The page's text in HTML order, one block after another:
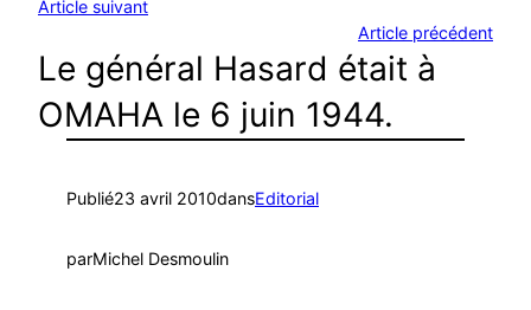
Article suivant
Article précédent
Le général Hasard était à
OMAHA le 6 juin 1944.
Publié23 avril 2010dansEditorial
parMichel Desmoulin